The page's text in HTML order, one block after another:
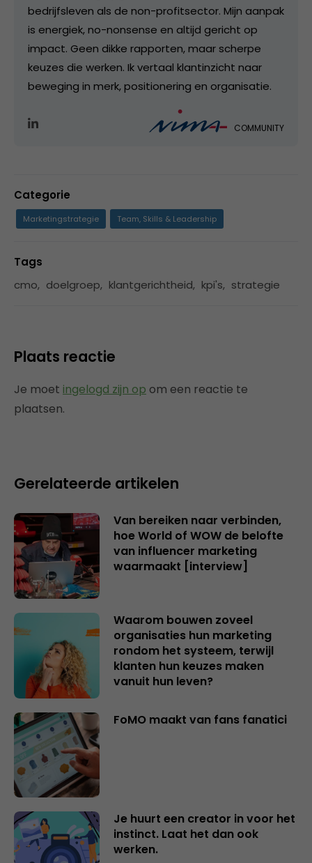
bedrijfsleven als de non-profitsector. Mijn aanpak
is energiek, no-nonsense en altijd gericht op
impact. Geen dikke rapporten, maar scherpe
keuzes die werken. Ik vertaal klantinzicht naar
beweging in merk, positionering en organisatie.
COMMUNITY
Categorie
Marketingstrategie Team, Skills & Leadership
Tags
cmo, doelgroep, klantgerichtheid, kpi's, strategie
Plaats reactie
Je moet ingelogd zijn op om een reactie te
plaatsen.
Gerelateerde artikelen
Van bereiken naar verbinden,
hoe World of WOW de belofte
van influencer marketing
waarmaakt [interview]
Waarom bouwen zoveel
organisaties hun marketing
rondom het systeem, terwijl
klanten hun keuzes maken
vanuit hun leven?
FoMO maakt van fans fanatici
Je huurt een creator in voor het
instinct. Laat het dan ook
werken.